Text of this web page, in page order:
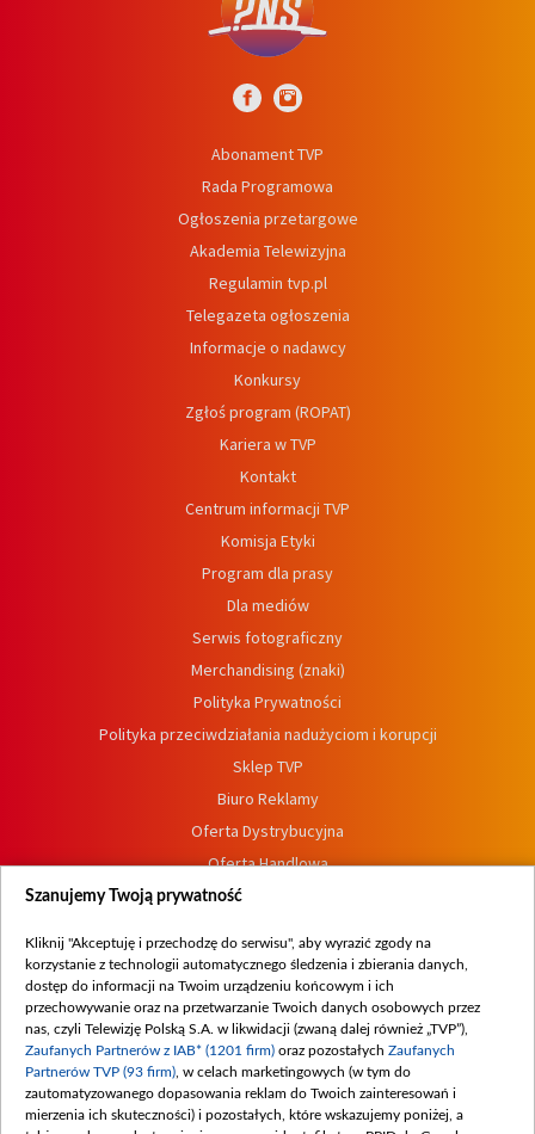
Abonament TVP
Rada Programowa
Ogłoszenia przetargowe
Akademia Telewizyjna
Regulamin tvp.pl
Telegazeta ogłoszenia
Informacje o nadawcy
Konkursy
Zgłoś program (ROPAT)
Kariera w TVP
Kontakt
Centrum informacji TVP
Komisja Etyki
Program dla prasy
Dla mediów
Serwis fotograficzny
Merchandising (znaki)
Polityka Prywatności
Polityka przeciwdziałania nadużyciom i korupcji
Sklep TVP
Biuro Reklamy
Oferta Dystrybucyjna
Oferta Handlowa
Dostępność
Procedura zgłoszeń wewnętrznych
Szanujemy Twoją prywatność
Kliknij "Akceptuję i przechodzę do serwisu", aby wyrazić zgody na
korzystanie z technologii automatycznego śledzenia i zbierania danych,
dostęp do informacji na Twoim urządzeniu końcowym i ich
przechowywanie oraz na przetwarzanie Twoich danych osobowych przez
nas, czyli Telewizję Polską S.A. w likwidacji (zwaną dalej również „TVP”),
Zaufanych Partnerów z IAB* (1201 firm) oraz pozostałych Zaufanych
Partnerów TVP (93 firm) , w celach marketingowych (w tym do
zautomatyzowanego dopasowania reklam do Twoich zainteresowań i
mierzenia ich skuteczności) i pozostałych, które wskazujemy poniżej, a